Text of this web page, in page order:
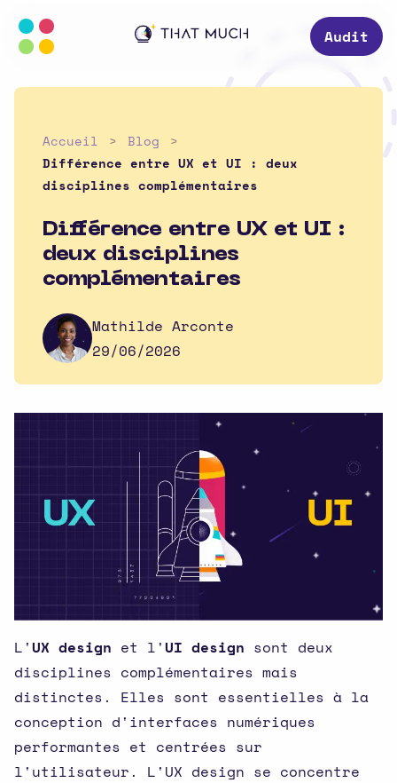
Audit
Accueil
Blog
Différence entre UX et UI : deux
disciplines complémentaires
Différence entre UX et UI :
deux disciplines
complémentaires
Mathilde Arconte
29/06/2026
L'UX design et l'UI design sont deux
disciplines complémentaires mais
distinctes. Elles sont essentielles à la
conception d'interfaces numériques
performantes et centrées sur
l'utilisateur. L'UX design se concentre